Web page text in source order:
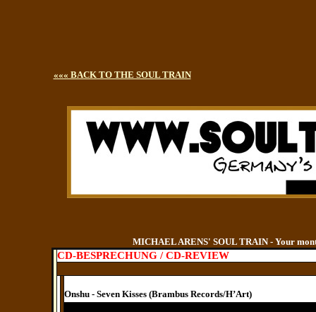
««« BACK TO THE SOUL TRAIN
MICHAEL ARENS' SOUL TRAIN - Your
CD-BESPRECHUNG / CD-REVIEW
Onshu - Seven Kisses (Brambus Records/H’Art)